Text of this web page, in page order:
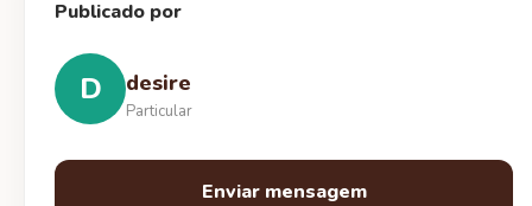
Publicado por
D desire
Particular
Enviar mensagem